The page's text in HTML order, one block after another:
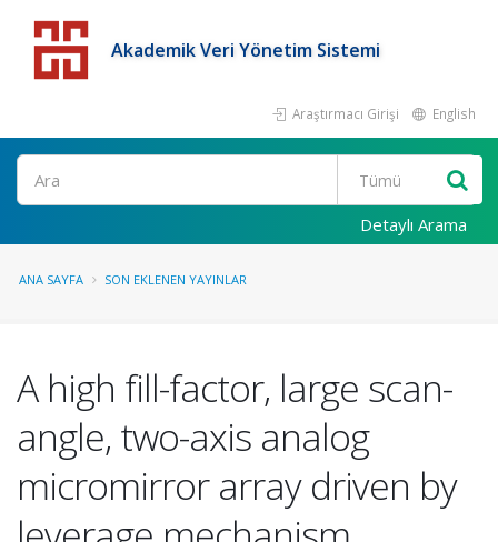
Akademik Veri Yönetim Sistemi
Araştırmacı Girişi English
Detaylı Arama
ANA SAYFA SON EKLENEN YAYINLAR
A high fill-factor, large scan-
angle, two-axis analog
micromirror array driven by